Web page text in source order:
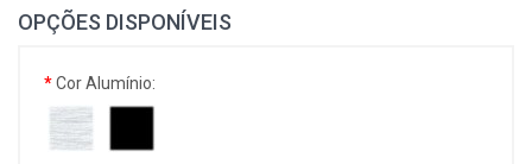
OPÇÕES DISPONÍVEIS
Cor Alumínio: